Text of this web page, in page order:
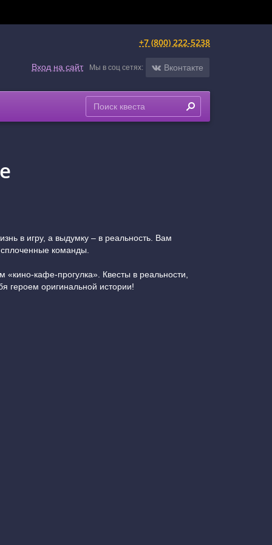
+7 (800) 222-5238
Вход на сайт Мы в соц сетях: Вконтакте
в игру, а выдумку – в реальность. Вам
команды.
кафе-прогулка». Квесты в реальности,
героем оригинальной истории!